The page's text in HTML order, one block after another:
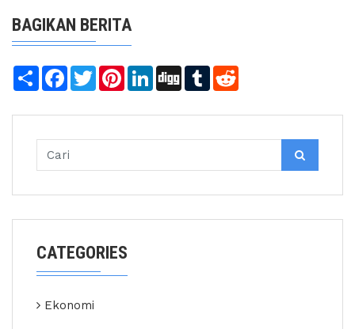
BAGIKAN BERITA
Share Facebook
TwitterPinterestLinkedInDigg Tumblr
CATEGORIES
Ekonomi